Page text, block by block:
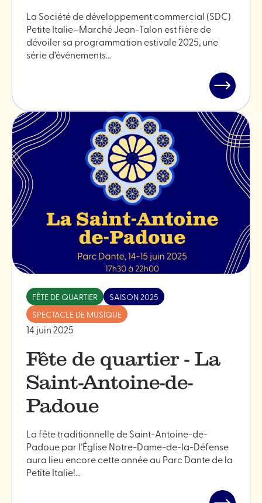
La Société de développement commercial (SDC)
Petite Italie–Marché Jean-Talon est fière de
dévoiler sa programmation estivale 2025, une
série d’événements…
Lire
l'article
"Saison
estivale
2025"
FÊTE DE QUARTIER
SAISON 2025
SPECTACLE DE MUSIQUE
14 juin 2025
Fête de quartier - La
Saint-Antoine-de-
Padoue
La fête traditionnelle de Saint-Antoine-de-
Padoue par l’Église Notre-Dame-de-la-Défense
aura lieu encore cette année au Parc Dante de la
Petite Italie!…